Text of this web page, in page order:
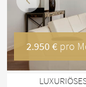
Vorherige
2.950 € pro